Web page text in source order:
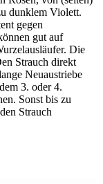
dunklem Violett.
gegen
gut auf
Die
Strauch direkt
Neuaustriebe
3. oder 4.
Sonst bis zu
Strauch